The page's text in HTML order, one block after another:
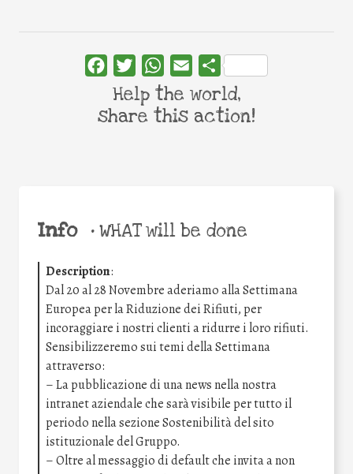
Info •WHAT will be done
Description:
Dal 20 al 28 Novembre aderiamo alla Settimana
Europea per la Riduzione dei Rifiuti, per
incoraggiare i nostri clienti a ridurre i loro rifiuti.
Sensibilizzeremo sui temi della Settimana
attraverso:
– La pubblicazione di una news nella nostra
intranet aziendale che sarà visibile per tutto il
periodo nella sezione Sostenibilità del sito
istituzionale del Gruppo.
– Oltre al messaggio di default che invita a non
FacebookTwitterWhatsApp
Email Share
Help the world,
share this action!